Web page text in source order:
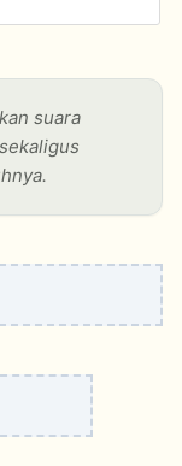
suara